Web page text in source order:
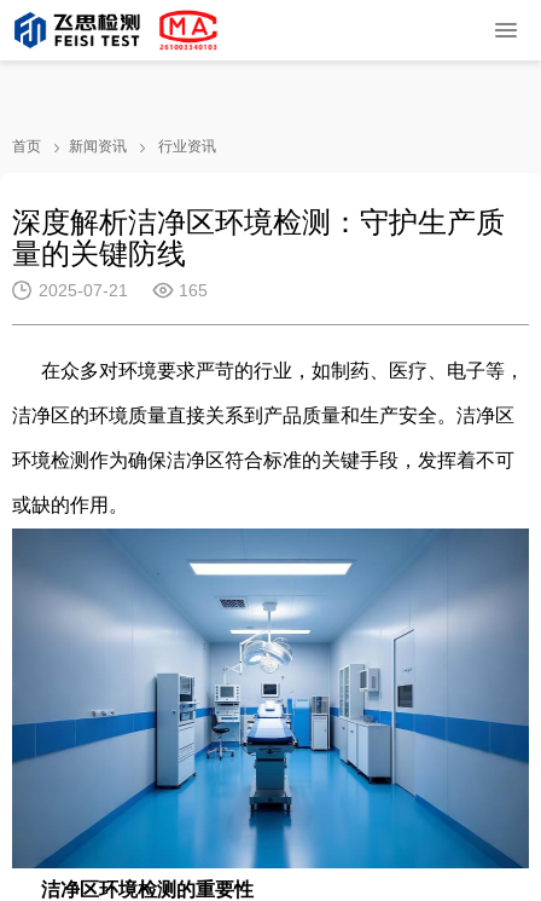
首页 新闻资讯 行业资讯
深度解析洁净区环境检测：守护生产质
量的关键防线
2025-07-21 165
在众多对环境要求严苛的行业，如制药、医疗、电子等，
洁净区的环境质量直接关系到产品质量和生产安全。洁净区
环境检测作为确保洁净区符合标准的关键手段，发挥着不可
或缺的作用。
洁净区环境检测的重要性